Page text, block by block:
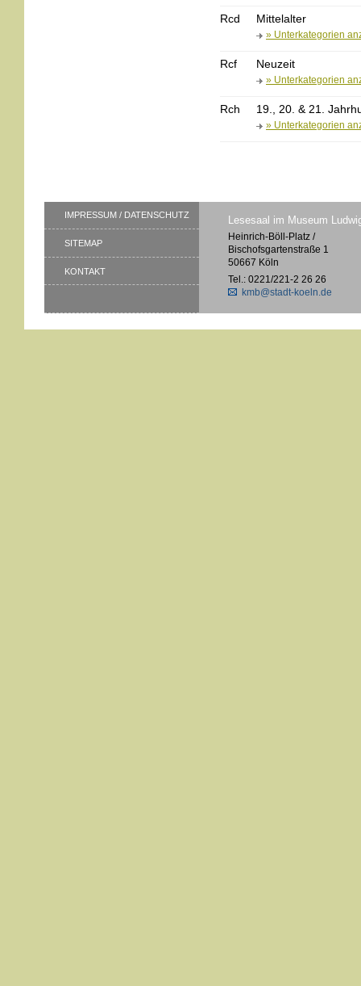
Rcd Mittelalter
» Unterkategorien
Rcf Neuzeit
» Unterkategorien
Rch 19., 20. & 21.
» Unterkategorien
IMPRESSUM / DATENSCHUTZ
SITEMAP
KONTAKT
Lesesaal im Museum
Heinrich-Böll-Platz /
Bischofsgartenstraße 1
50667 Köln
Tel.: 0221/221-2 26 26
kmb@stadt-koeln.de